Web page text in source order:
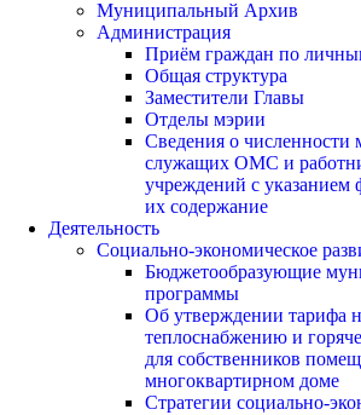
Муниципальный Архив
Администрация
Приём граждан по
Общая структура
Заместители Главы
Отделы мэрии
Сведения о
служащих ОМС и
учреждений с указанием
их содержание
Деятельность
Социально-экономическое
Бюджетообразующие
программы
Об утверждении тарифа
теплоснабжению и
для собственников
многоквартирном доме
Стратегии социально-